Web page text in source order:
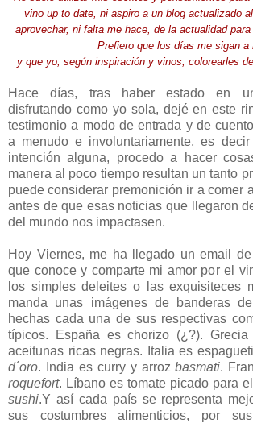
vino up to date, ni aspiro a un blog actualizado
aprovechar, ni falta me hace, de la actualidad para
Prefiero que los días me sigan a
y que yo, según inspiración y vinos, colorearles
Hace días, tras haber estado en
disfrutando como yo sola, dejé en este
testimonio a modo de entrada y de
a menudo e involuntariamente, es
intención alguna, procedo a hacer
manera al poco tiempo resultan un tanto
puede considerar premonición ir a comer
antes de que esas noticias que llegaron
del mundo nos impactasen.
Hoy Viernes, me ha llegado un email
que conoce y comparte mi amor por el
los simples deleites o las exquisiteces
manda unas imágenes de banderas
hechas cada una de sus respectivas
típicos. España es chorizo (¿?).
aceitunas ricas negras. Italia es
d´oro. India es curry y arrozbasmati.
roquefort. Líbano es tomate picado para el
sushi.Y así cada país se representa
sus costumbres alimenticios, por